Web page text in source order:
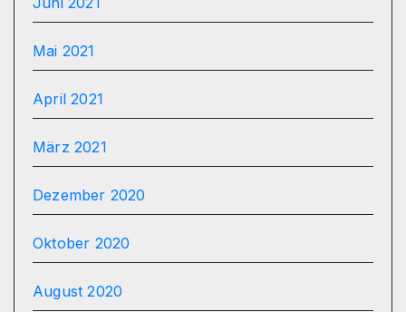
Mai 2021
April 2021
März 2021
Dezember 2020
Oktober 2020
August 2020